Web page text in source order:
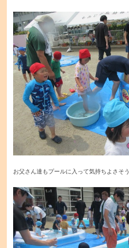
お父さん達もプールに入って気持ちよさそう